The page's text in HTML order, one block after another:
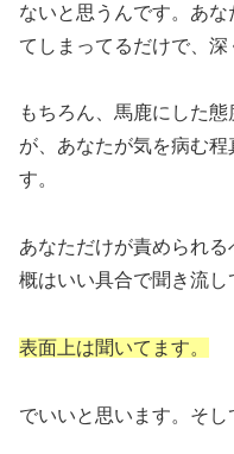
ないと思うんです。あ
てしまってるだけで、深
もちろん、馬鹿にした
が、あなたが気を病む
す。
あなただけが責められ
概はいい具合で聞き流し
表面上は聞いてます。
でいいと思います。そし